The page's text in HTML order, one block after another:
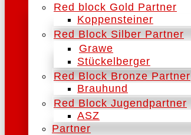
Red block Gold Partner
Koppensteiner
Red Block Silber Partner
Grawe
Stückelberger
Red Block Bronze Partner
Brauhund
Red Block Jugendpartner
ASZ
Partner